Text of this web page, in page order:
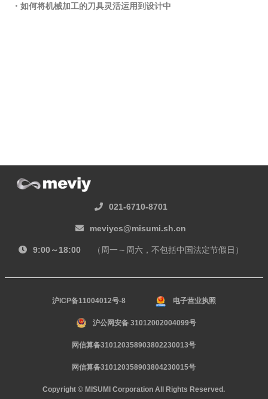
・如何将机械加工的刀具灵活运用到设计中
021-6710-8701
meviycs@misumi.sh.cn
9:00～18:00 （周一～周六，不包括中国法定节假日）
沪ICP备11004012号-8 电子营业执照
沪公网安备 31012002004099号
网信算备310120358903802230013号
网信算备310120358903804230015号
Copyright © MISUMI Corporation All Rights Reserved.